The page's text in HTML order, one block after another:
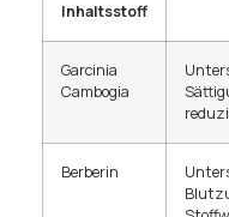
Inhaltsstoff
Garcinia
Cambogia
Berberin